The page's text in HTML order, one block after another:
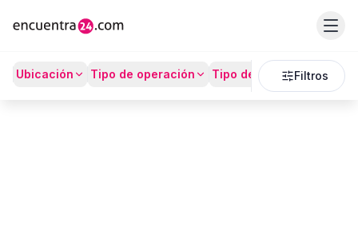
Ubicación Tipo de operación Tipo de Propiedad
Filtros
Listado